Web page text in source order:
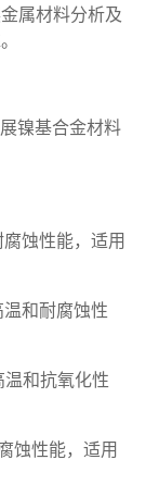
属材料分析及
镍基合金材料
蚀性能，适用
和耐腐蚀性
和抗氧化性
蚀性能，适用